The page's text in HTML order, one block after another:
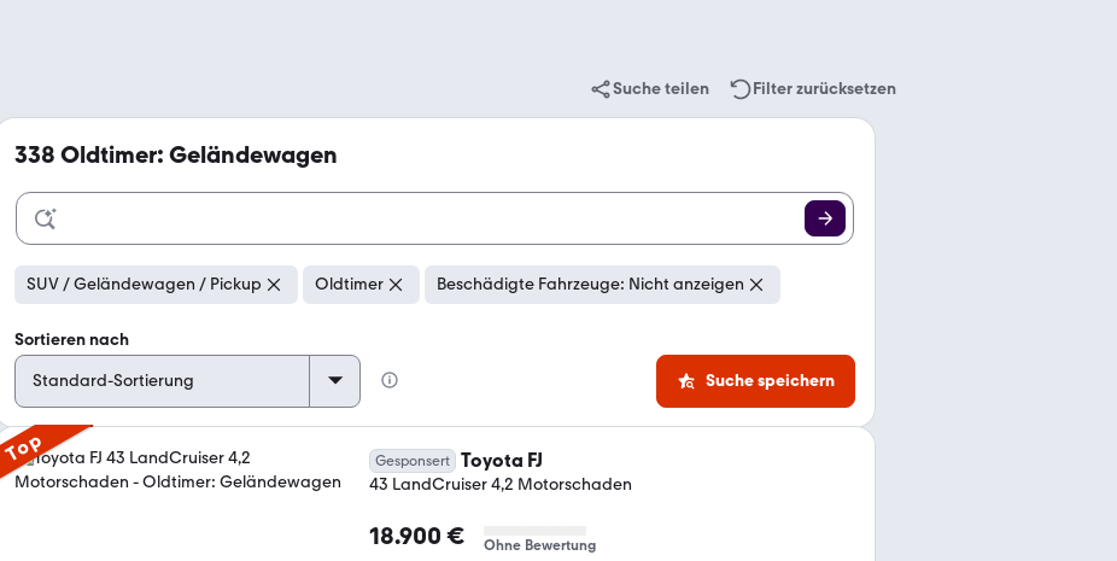
Suche teilen Filter zurücksetzen
338 Oldtimer: Geländewagen
SUV / Geländewagen / Pickup Oldtimer Beschädigte Fahrzeuge: Nicht anzeigen
Sortieren nach
Suche speichern
Top Gesponsert Toyota FJ
43 LandCruiser 4,2 Motorschaden
18.900 € Ohne Bewertung